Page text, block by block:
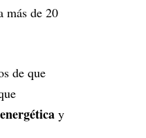
más de 20
de que
y